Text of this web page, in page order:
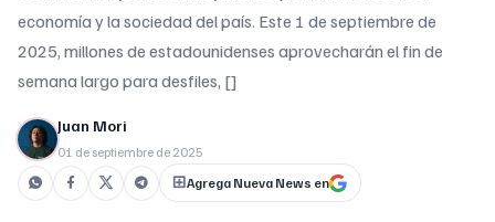
economía y la sociedad del país. Este 1 de septiembre de
2025, millones de estadounidenses aprovecharán el fin de
semana largo para desfiles, []
Juan Mori
01 de septiembre de 2025
Agrega Nueva News en